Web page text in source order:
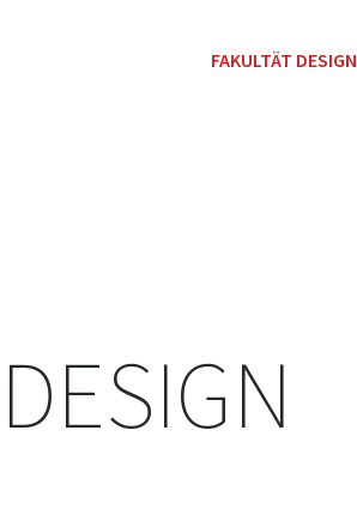
FAKULTÄT DESIGN